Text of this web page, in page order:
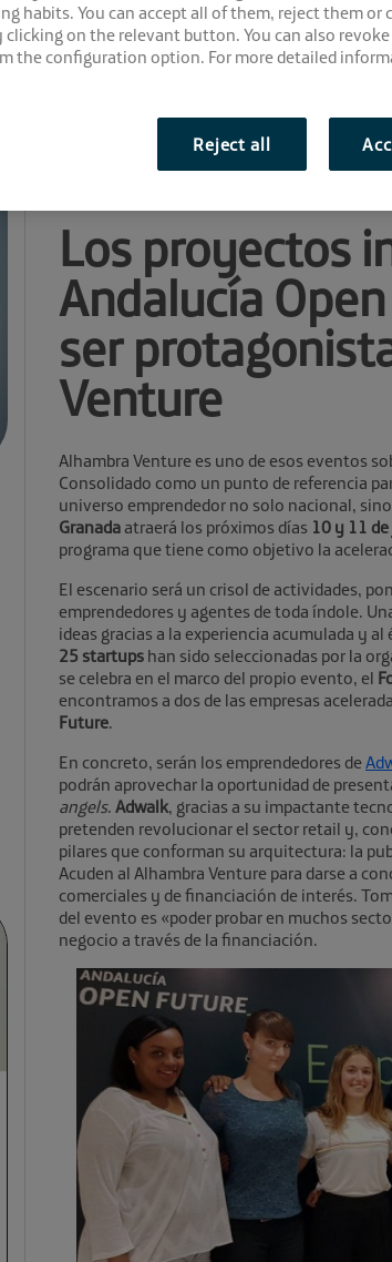
Los proyectos
Andalucía
ser
Venture
Alhambra Venture es uno de esos eventos
Consolidado como un punto de referencia
universo emprendedor no solo nacional,
Granada atraerá los próximos días 10 y 11
programa que tiene como objetivo la
El escenario será un crisol de actividades,
emprendedores y agentes de toda índole.
ideas gracias a la experiencia acumulada y
25 startups han sido seleccionadas por la
se celebra en el marco del propio evento, el
encontramos a dos de las empresas
Future.
En concreto, serán los emprendedores de
podrán aprovechar la oportunidad de
angels. Adwalk, gracias a su impactante
pretenden revolucionar el sector retail y,
pilares que conforman su arquitectura: la
Acuden al Alhambra Venture para darse a
comerciales y de financiación de interés.
del evento es «poder probar en muchos
negocio a través de la financiación.
habits. You can accept all of them, reject them or
on the relevant button. You can also
the configuration option. For more detailed
Reject all